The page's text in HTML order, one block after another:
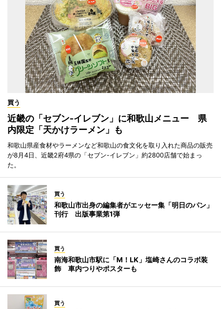
買う
近畿の「セブン-イレブン」に和歌山メニュー 県
内限定「天かけラーメン」も
和歌山県産食材やラーメンなど和歌山の食文化を取り入れた商品の販売
が8月4日、近畿2府4県の「セブン-イレブン」約2800店舗で始まっ
た。
買う
和歌山市出身の編集者がエッセー集「明日のパン」
刊行 出版事業第1弾
買う
南海和歌山市駅に「M！LK」塩崎さんのコラボ装
飾 車内つりやポスターも
買う